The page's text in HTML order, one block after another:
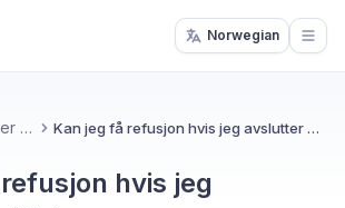
Norwegian
Planer, lisenser og fakturering Kan jeg få refusjon hvis jeg avslutter midt i en faktureringsperiode?
hvis jeg